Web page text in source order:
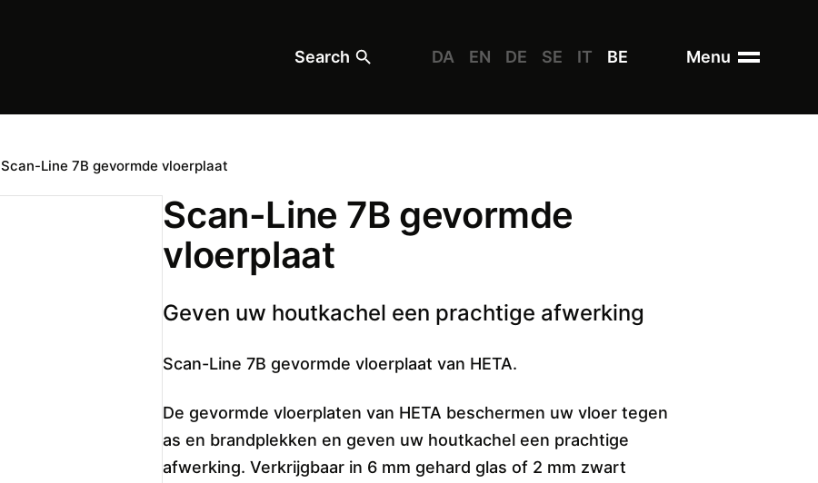
Search DA EN DE SE IT BE Menu
Scan-Line 7B gevormde vloerplaat
Scan-Line 7B gevormde
vloerplaat
Geven uw houtkachel een prachtige afwerking
Scan-Line 7B gevormde vloerplaat van HETA.
De gevormde vloerplaten van HETA beschermen uw vloer tegen
as en brandplekken en geven uw houtkachel een prachtige
afwerking. Verkrijgbaar in 6 mm gehard glas of 2 mm zwart